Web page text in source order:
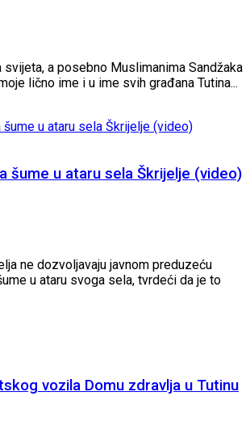
a posebno Muslimanima Sandžaka
lično ime i u ime svih građana Tutina...
šume u ataru sela Škrijelje (video)
ne dozvoljavaju javnom preduzeću
u ataru svoga sela, tvrdeći da je to
vozila Domu zdravlja u Tutinu